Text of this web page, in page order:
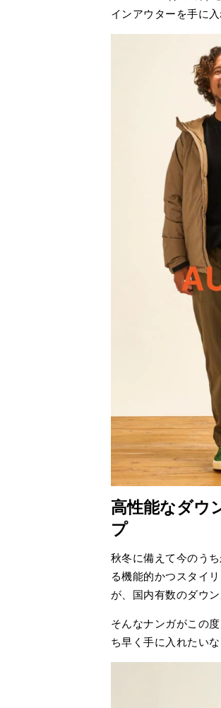
インアウターを手に
高性能なダウ
プ
秋冬に備えて今のう
る機能的かつスタイ
が、国内有数のダウ
そんなナンガがこの
ち早く手に入れたい